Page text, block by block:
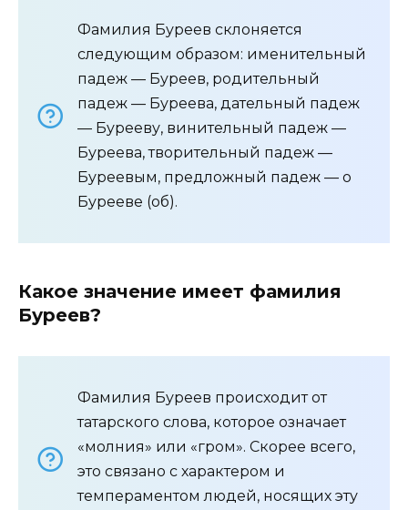
Фамилия Буреев склоняется
следующим образом: именительный
падеж — Буреев, родительный
падеж — Буреева, дательный падеж
— Бурееву, винительный падеж —
Буреева, творительный падеж —
Буреевым, предложный падеж — о
Бурееве (об).
Какое значение имеет фамилия
Буреев?
Фамилия Буреев происходит от
татарского слова, которое означает
«молния» или «гром». Скорее всего,
это связано с характером и
темпераментом людей, носящих эту